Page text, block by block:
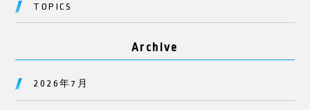
TOPICS
Archive
2026年7月